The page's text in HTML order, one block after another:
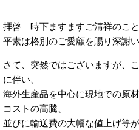
拝啓 時下ますますご清祥のこと
平素は格別のご愛顧を賜り深謝い
さて、突然ではございますが、
に伴い、
海外生産品を中心に現地での原
コストの高騰、
並びに輸送費の大幅な値上げ等